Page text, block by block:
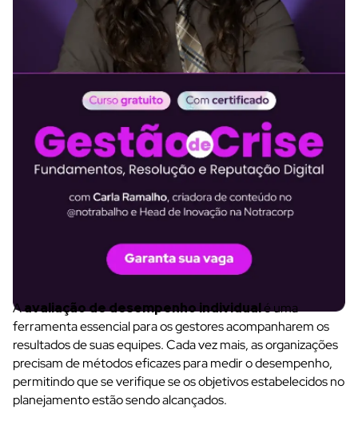
Aavaliação de desempenho individualé uma
ferramenta essencial para os gestores acompanharem os
resultados de suas equipes. Cada vez mais, as organizações
precisam de métodos eficazes para medir o desempenho,
permitindo que se verifique se os objetivos estabelecidos no
planejamento estão sendo alcançados.